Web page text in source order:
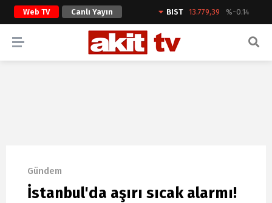
Web TV Canlı Yayın BIST 13.779,39 %-0.14
ARAMA YAP
Gündem
İstanbul'da aşırı sıcak alarmı!